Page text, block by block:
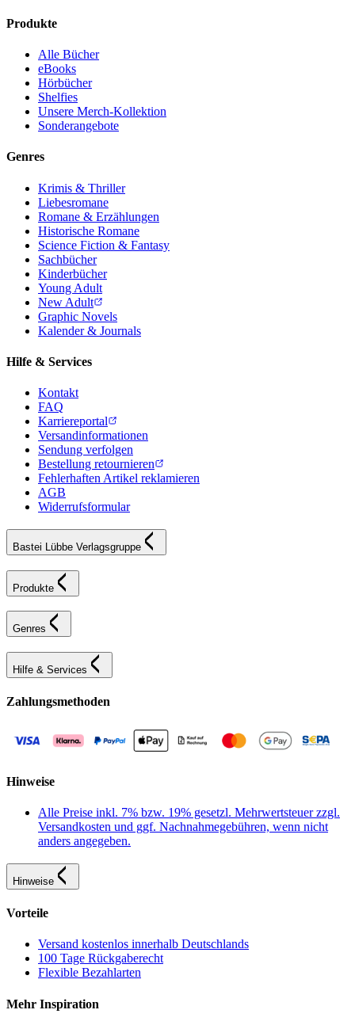
Produkte
Alle Bücher
eBooks
Hörbücher
Shelfies
Unsere Merch-Kollektion
Sonderangebote
Genres
Krimis & Thriller
Liebesromane
Romane & Erzählungen
Historische Romane
Science Fiction & Fantasy
Sachbücher
Kinderbücher
Young Adult
New Adult
Graphic Novels
Kalender & Journals
Hilfe & Services
Kontakt
FAQ
Karriereportal
Versandinformationen
Sendung verfolgen
Bestellung retournieren
Fehlerhaften Artikel reklamieren
AGB
Widerrufsformular
Bastei Lübbe Verlagsgruppe
Produkte
Genres
Hilfe & Services
Zahlungsmethoden
Hinweise
Alle Preise inkl. 7% bzw. 19% gesetzl. Mehrwertsteuer zzgl.
Versandkosten und ggf. Nachnahmegebühren, wenn nicht
anders angegeben.
Hinweise
Vorteile
Versand kostenlos innerhalb Deutschlands
100 Tage Rückgaberecht
Flexible Bezahlarten
Mehr Inspiration